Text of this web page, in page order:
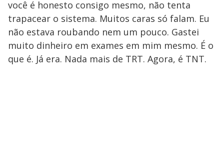
você é honesto consigo mesmo, não tenta
trapacear o sistema. Muitos caras só falam. Eu
não estava roubando nem um pouco. Gastei
muito dinheiro em exames em mim mesmo. É o
que é. Já era. Nada mais de TRT. Agora, é TNT.